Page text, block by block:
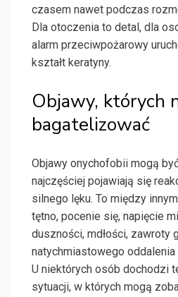
czasem nawet podczas
Dla otoczenia to detal, dla
alarm przeciwpożarowy
kształt keratyny.
Objawy, których
bagatelizować
Objawy onychofobii mogą
najczęściej pojawiają się
silnego lęku. To między
tętno, pocenie się, napięcie
duszności, mdłości, zawroty
natychmiastowego oddalenia
U niektórych osób dochodzi
sytuacji, w których mogą